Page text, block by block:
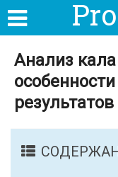
Анализ
результатов